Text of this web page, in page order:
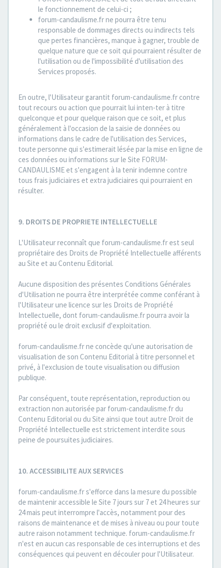
le fonctionnement de celui-ci ;
forum-candaulisme.fr ne pourra être tenu
responsable de dommages directs ou indirects tels
que pertes financières, manque à gagner, trouble de
quelque nature que ce soit qui pourraient résulter de
l'utilisation ou de l'impossibilité d'utilisation des
Services proposés.
En outre, l'Utilisateur garantit forum-candaulisme.fr contre
tout recours ou action que pourrait lui inten-ter à titre
quelconque et pour quelque raison que ce soit, et plus
généralement à l'occasion de la saisie de données ou
informations dans le cadre de l'utilisation des Services,
toute personne qui s'estimerait lésée par la mise en ligne de
ces données ou informations sur le Site FORUM-
CANDAULISME et s'engagent à la tenir indemne contre
tous frais judiciaires et extra judiciaires qui pourraient en
résulter.
9. DROITS DE PROPRIETE INTELLECTUELLE
L'Utilisateur reconnaît que forum-candaulisme.fr est seul
propriétaire des Droits de Propriété Intellectuelle afférents
au Site et au Contenu Editorial.
Aucune disposition des présentes Conditions Générales
d'Utilisation ne pourra être interprétée comme conférant à
l'Utilisateur une licence sur les Droits de Propriété
Intellectuelle, dont forum-candaulisme.fr pourra avoir la
propriété ou le droit exclusif d'exploitation.
forum-candaulisme.fr ne concède qu'une autorisation de
visualisation de son Contenu Editorial à titre personnel et
privé, à l'exclusion de toute visualisation ou diffusion
publique.
Par conséquent, toute représentation, reproduction ou
extraction non autorisée par forum-candaulisme.fr du
Contenu Editorial ou du Site ainsi que tout autre Droit de
Propriété Intellectuelle est strictement interdite sous
peine de poursuites judiciaires.
10. ACCESSIBILITE AUX SERVICES
forum-candaulisme.fr s'efforce dans la mesure du possible
de maintenir accessible le Site 7 jours sur 7 et 24 heures sur
24 mais peut interrompre l'accès, notamment pour des
raisons de maintenance et de mises à niveau ou pour toute
autre raison notamment technique. forum-candaulisme.fr
n'est en aucun cas responsable de ces interruptions et des
conséquences qui peuvent en découler pour l'Utilisateur.